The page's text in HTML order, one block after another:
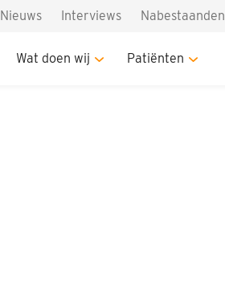
Wat doen wij Patiënten
Nieuws Interviews Nabestaanden